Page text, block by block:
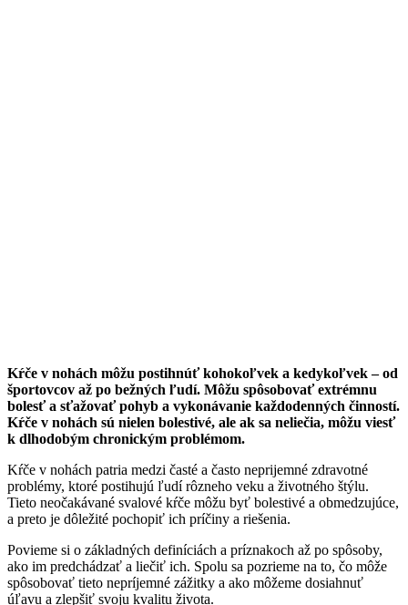
Kŕče v nohách môžu postihnúť kohokoľvek a kedykoľvek – od
športovcov až po bežných ľudí. Môžu spôsobovať extrémnu
bolesť a sťažovať pohyb a vykonávanie každodenných činností.
Kŕče v nohách sú nielen bolestivé, ale ak sa neliečia, môžu viesť
k dlhodobým chronickým problémom.
Kŕče v nohách patria medzi časté a často neprijemné zdravotné
problémy, ktoré postihujú ľudí rôzneho veku a životného štýlu.
Tieto neočakávané svalové kŕče môžu byť bolestivé a obmedzujúce,
a preto je dôležité pochopiť ich príčiny a riešenia.
Povieme si o základných definíciách a príznakoch až po spôsoby,
ako im predchádzať a liečiť ich. Spolu sa pozrieme na to, čo môže
spôsobovať tieto nepríjemné zážitky a ako môžeme dosiahnuť
úľavu a zlepšiť svoju kvalitu života.